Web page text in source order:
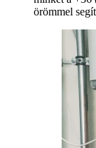
örömmel